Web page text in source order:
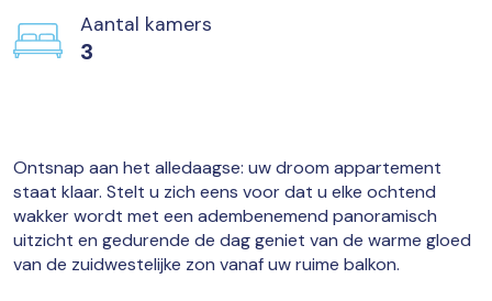
Aantal kamers
3
Ontsnap aan het alledaagse: uw droom appartement
staat klaar. Stelt u zich eens voor dat u elke ochtend
wakker wordt met een adembenemend panoramisch
uitzicht en gedurende de dag geniet van de warme gloed
van de zuidwestelijke zon vanaf uw ruime balkon.